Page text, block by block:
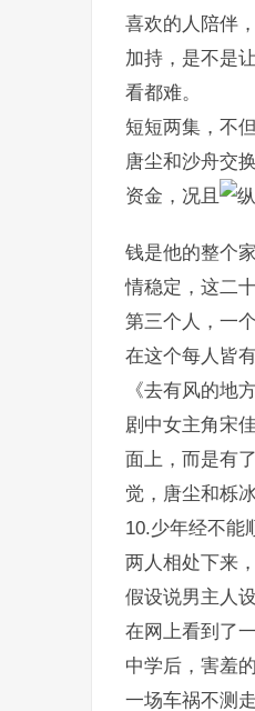
喜欢的人陪伴
加持，是不是
看都难。
短短两集，不
唐尘和沙舟交
资金，况且
钱是他的整个
情稳定，这二
第三个人，一
在这个每人皆
《去有风的地
剧中女主角宋
面上，而是有
觉，唐尘和栎
10.少年经不
两人相处下来
假设说男主人
在网上看到了
中学后，害羞
一场车祸不测